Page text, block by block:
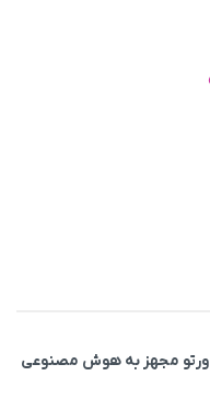
گوشی لوکس Alphafold ورتو مجهز به هوش مصنوعی